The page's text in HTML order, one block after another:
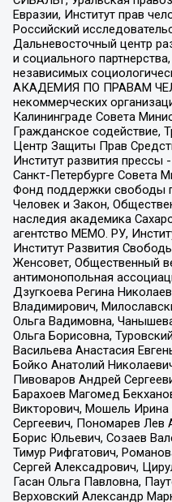
Евразии, Институт прав
Российский
Дальневосточный центр
и социального
независимых
АКАДЕМИЯ ПО ПРАВАМ
некоммерческих
Калининграде Совета
Гражданское содействие,
Центр Защиты Прав
Институт развития прессы
Санкт-Петербурге Совета
Фонд поддержки свободы
Человек и Закон,
наследия академика
агентство МЕМО. РУ,
Институт Развития
Женсовет, Общественный
антимонопольная
Дзугкоева Регина
Владимирович,
Ольга Вадимовна,
Ольга Борисовна,
Васильева Анастасия
Бойко Анатолий
Пивоваров Андрей
Барахоев Магомед
Викторович, Мошель
Сергеевич, Пономарев Лев
Борис Юльевич, Созаев
Тимур Рифгатович,
Сергей Алексадрович,
Гасан Ольга Павловна,
Верховский Александр